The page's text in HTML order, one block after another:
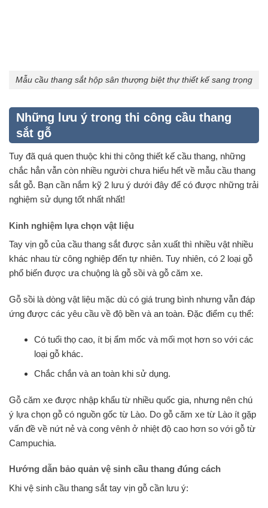
Mẫu cầu thang sắt hộp sân thượng biệt thự thiết kế sang trọng
Những lưu ý trong thi công cầu thang
sắt gỗ
Tuy đã quá quen thuộc khi thi công thiết kế cầu thang, những
chắc hẳn vẫn còn nhiều người chưa hiểu hết về mẫu cầu thang
sắt gỗ. Bạn cần nắm kỹ 2 lưu ý dưới đây để có được những trải
nghiệm sử dụng tốt nhất nhất!
Kinh nghiệm lựa chọn vật liệu
Tay vịn gỗ của cầu thang sắt được sản xuất thì nhiều vật nhiều
khác nhau từ công nghiệp đến tự nhiên. Tuy nhiên, có 2 loại gỗ
phổ biến được ưa chuộng là gỗ sồi và gỗ căm xe.
Gỗ sồi là dòng vật liệu mặc dù có giá trung bình nhưng vẫn đáp
ứng được các yêu cầu về độ bền và an toàn. Đặc điểm cụ thể:
Có tuổi thọ cao, ít bị ẩm mốc và mối mọt hơn so với các
loại gỗ khác.
Chắc chắn và an toàn khi sử dụng.
Gỗ căm xe được nhập khẩu từ nhiều quốc gia, nhưng nên chú
ý lựa chọn gỗ có nguồn gốc từ Lào. Do gỗ căm xe từ Lào ít gặp
vấn đề về nứt nẻ và cong vênh ở nhiệt độ cao hơn so với gỗ từ
Campuchia.
Hướng dẫn bảo quản vệ sinh cầu thang đúng cách
Khi vệ sinh cầu thang sắt tay vịn gỗ cần lưu ý: